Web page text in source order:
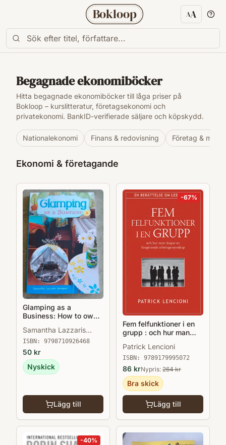
Bokloop AA
Begagnade ekonomiböcker
Hitta begagnade ekonomiböcker till låga priser på
Bokloop – kurslitteratur, företagsekonomi och
privatekonomi. BankID-verifierade säljare och köpskydd.
Nationalekonomi Finans & redovisning Företag &
Ekonomi & företagande
Glamping as a
Business: How to own
glampsite
Samantha Lazzaris
Newport
ISBN: 9798710926468
50 kr
Nyskick
Lägg till
-67%
Fem felfunktioner i en
grupp : och hur man
arbetsgemenskap
Patrick Lencioni
ISBN: 9789179995072
86 krNypris: 264kr
Bra skick
Lägg till
-40%